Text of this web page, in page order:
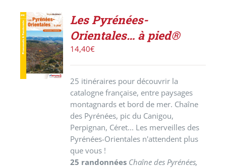
AJOUTER
AU
PANIER
/
DÉTAILS
Les Pyrénées-
Orientales… à pied®
14,40€
25 itinéraires pour découvrir la
catalogne française, entre paysages
montagnards et bord de mer. Chaîne
des Pyrénées, pic du Canigou,
Perpignan, Céret... Les merveilles des
Pyrénées-Orientales n'attendent plus
que vous !
25 randonnées Chaîne des Pyrénées,